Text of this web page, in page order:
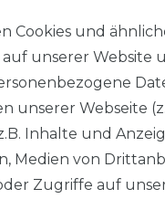
Artikel
Casa Moda -
Bügelfreies
extra langem Arm
verschiedenen
Cookies und
unserer Website
unserer Webseite
Inhalte und
Medien von
Zugriffe auf